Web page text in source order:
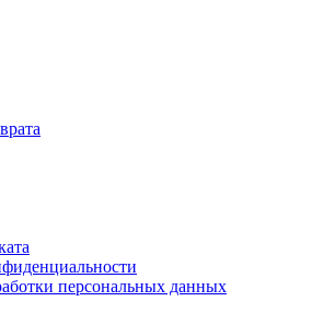
персональных данных